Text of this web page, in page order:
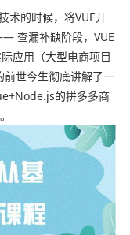
术的时候，将VUE开
查漏补缺阶段，VUE
应用（大型电商项目
世今生彻底讲解了一
的拼多多商